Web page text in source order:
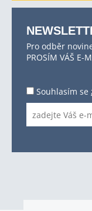
Pro odběr
PROSÍM VÁŠ E-
Souhlasím se